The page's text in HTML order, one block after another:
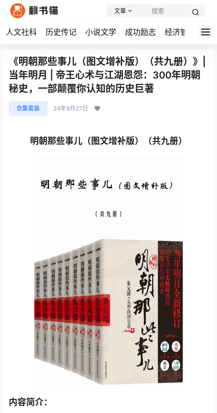
人文社科 历史传记 小说文学 成功励志 经济管理 学
文章
《明朝那些事儿（图文增补版）（共九册）》|
当年明月 | 帝王心术与江湖恩怨：300年明朝
秘史，一部颠覆你认知的历史巨著
合集套装 24年9月27日
明朝那些事儿（图文增补版）（共九册）
内容简介：